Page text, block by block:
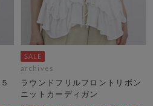
archives
ラウンドフリルフロントリボン
ニットカーディガン